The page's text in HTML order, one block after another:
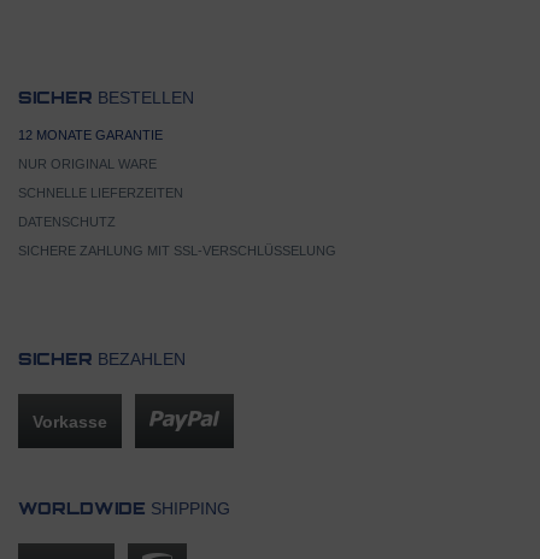
SICHER BESTELLEN
12 MONATE GARANTIE
NUR ORIGINAL WARE
SCHNELLE LIEFERZEITEN
DATENSCHUTZ
SICHERE ZAHLUNG MIT SSL-VERSCHLÜSSELUNG
SICHER BEZAHLEN
Vorkasse
WORLDWIDE SHIPPING